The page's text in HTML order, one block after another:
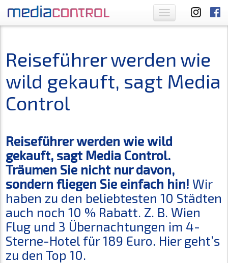
Toggle
navigation
Reiseführer werden wie
wild gekauft, sagt Media
Control
Reiseführer werden wie wild
gekauft, sagt Media Control.
Träumen Sie nicht nur davon,
sondern fliegen Sie einfach hin! Wir
haben zu den beliebtesten 10 Städten
auch noch 10 % Rabatt. Z. B. Wien
Flug und 3 Übernachtungen im 4-
Sterne-Hotel für 189 Euro. Hier geht’s
zu den Top 10.